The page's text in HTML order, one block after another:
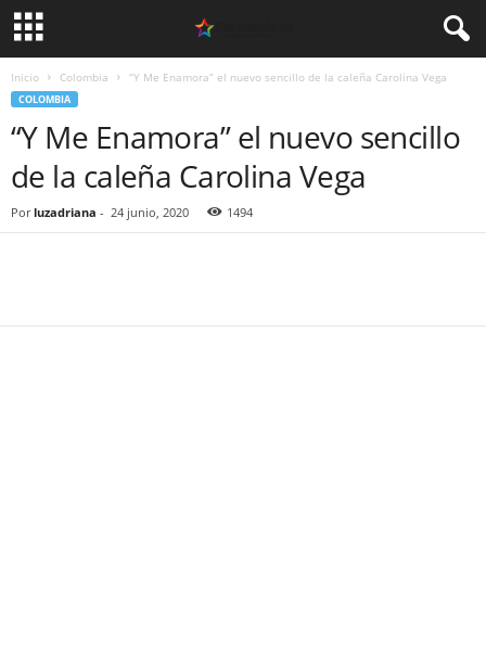
Inicio Colombia “Y Me Enamora” el nuevo sencillo de la caleña Carolina Vega
COLOMBIA
“Y Me Enamora” el nuevo sencillo
de la caleña Carolina Vega
Por luzadriana - 24 junio, 2020 1494